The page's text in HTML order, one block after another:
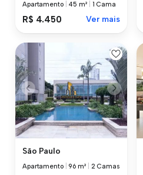
Apartamento 45 m² 1 Cama
R$ 4.450 Ver mais
São Paulo
Apartamento |96 m² 2 Camas